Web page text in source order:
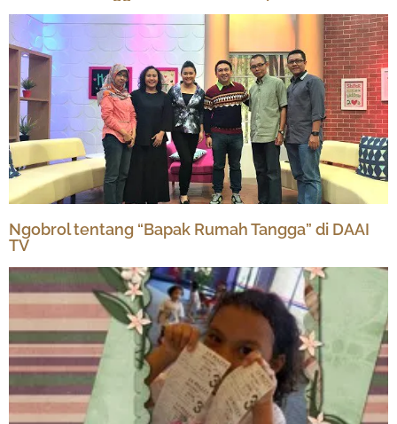
Ngobrol tentang “Bapak Rumah Tangga” di DAAI
TV